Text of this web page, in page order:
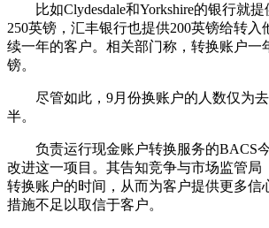
比如Clydesdale和Yorkshire的银行就提
250英镑，汇丰银行也提供200英镑给转入
续一年的客户。相关部门称，转换账户一
镑。
尽管如此，9月份换账户的人数仅为去
半。
负责运行现金账户转换服务的BACS
改进这一项目。其告知竞争与市场监管局
转换账户的时间，从而为客户提供更多信
措施不足以取信于客户。